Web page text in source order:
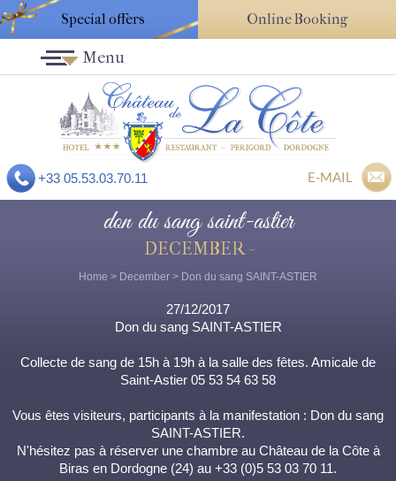
Special offers Online Booking
+33 05.53.03.70.11 E-MAIL
Menu
don du sang saint-astier
DECEMBER -
Home > December > Don du sang SAINT-ASTIER
27/12/2017
Don du sang SAINT-ASTIER
Collecte de sang de 15h à 19h à la salle des fêtes. Amicale de
Saint-Astier 05 53 54 63 58
Vous êtes visiteurs, participants à la manifestation : Don du sang
SAINT-ASTIER.
N'hésitez pas à réserver une chambre au Château de la Côte à
Biras en Dordogne (24) au +33 (0)5 53 03 70 11.